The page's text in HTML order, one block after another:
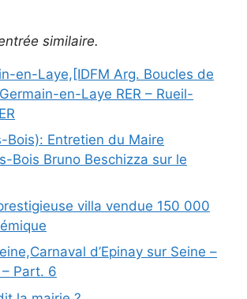
similaire.
en-Laye,[IDFM Arg. Boucles de
en-Laye RER – Rueil-
Bois): Entretien du Maire
Bois Bruno Beschizza sur le
villa vendue 150 000
d’Epinay sur Seine –
Part. 6